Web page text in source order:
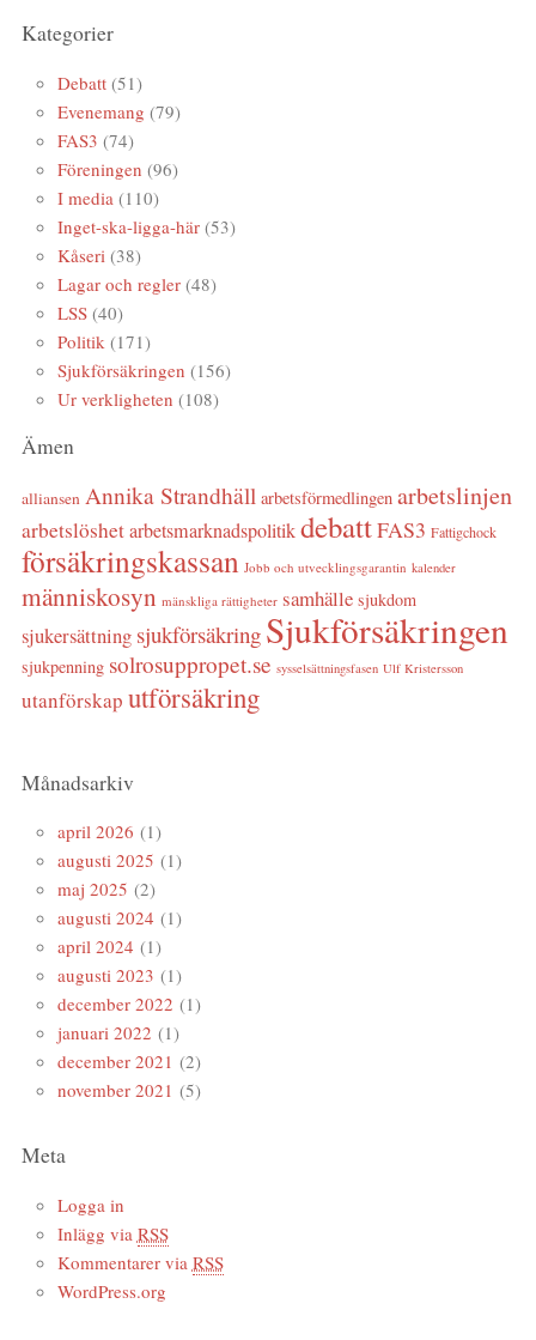
Kategorier
Debatt(51)
Evenemang (79)
FAS3 (74)
Föreningen (96)
I media (110)
Inget-ska-ligga-här(53)
Kåseri (38)
Lagar och regler(48)
LSS(40)
Politik (171)
Sjukförsäkringen (156)
Ur verkligheten (108)
Ämen
alliansen Annika Strandhäll arbetsförmedlingen arbetslinjen
arbetslöshet arbetsmarknadspolitik debattFAS3 Fattigchock
försäkringskassan Jobb och utvecklingsgarantin kalender
människosyn mänskliga rättigheter samhälle sjukdom
sjukersättning sjukförsäkring Sjukförsäkringen
sjukpenning solrosuppropet.se sysselsättningsfasen Ulf Kristersson
utanförskap utförsäkring
Månadsarkiv
april 2026 (1)
augusti 2025 (1)
maj 2025 (2)
augusti 2024 (1)
april 2024 (1)
augusti 2023 (1)
december 2022 (1)
januari 2022 (1)
december 2021 (2)
november 2021 (5)
Meta
Logga in
Inlägg via RSS
Kommentarer via RSS
WordPress.org